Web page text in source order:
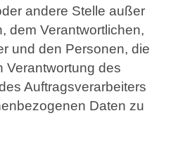
andere Stelle außer
dem Verantwortlichen,
und den Personen, die
Verantwortung des
Auftragsverarbeiters
Daten zu